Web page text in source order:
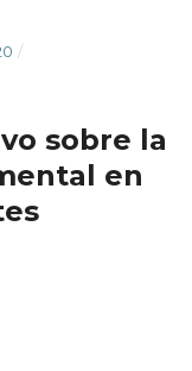
/
sobre la
en